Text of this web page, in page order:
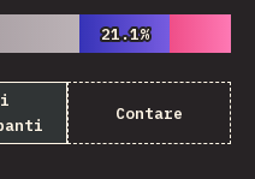
21.1%
21.1%
Contare